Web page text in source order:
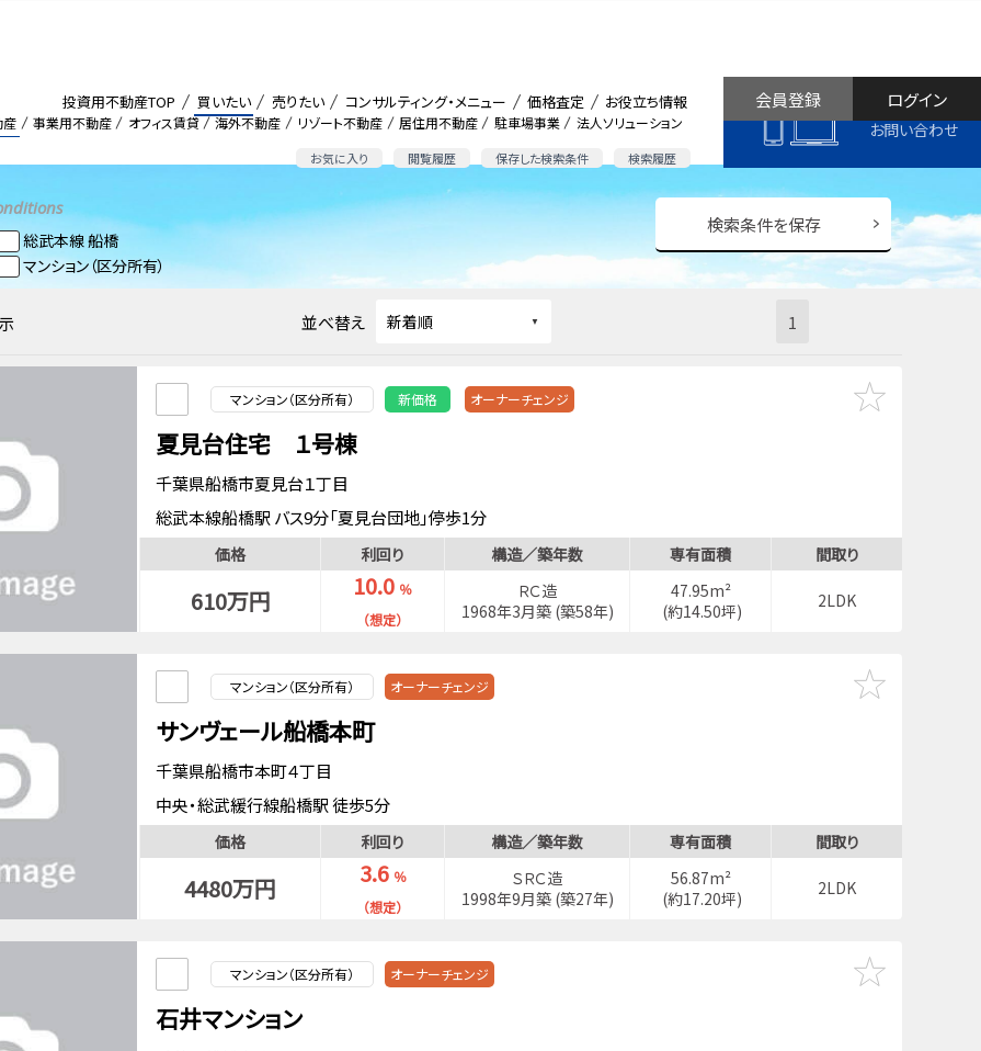
産 事業用不動産 オフィス賃貸 海外不動産 リゾート不動産 居住用不動産 駐車場事業 法人ソリューション
お気に入り 閲覧履歴 保存した検索条件 検索履歴
投資用不動産TOP 買いたい 売りたい コンサルティング・メニュー 価格査定 お役立ち情報
お問い合わせ
ログイン
会員登録
総武本線 船橋
マンション（区分所有）
検索条件を保存
並べ替え 1
マンション（区分所有） 新価格 オーナーチェンジ
夏見台住宅 １号棟
千葉県船橋市夏見台１丁目
総武本線船橋駅 バス9分「夏見台団地」停歩1分
東武野田線塚田駅 徒歩14分
価格 利回り 構造／築年数 専有面積 間取り
610万円 10.0 ％
（想定）
ＲＣ造
1968年3月築 (築58年)
47.95m²
(約14.50坪)
2LDK
マンション（区分所有） オーナーチェンジ
サンヴェール船橋本町
千葉県船橋市本町４丁目
中央・総武緩行線船橋駅 徒歩5分
京成電鉄本線京成船橋駅 徒歩3分
東武野田線船橋駅 徒歩5分
価格 利回り 構造／築年数 専有面積 間取り
4480万円 3.6 ％
（想定）
ＳＲＣ造
1998年9月築 (築27年)
56.87m²
(約17.20坪)
2LDK
マンション（区分所有） オーナーチェンジ
石井マンション